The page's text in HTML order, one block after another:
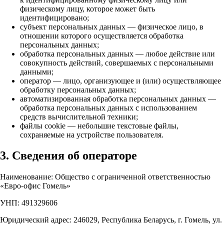
физическому лицу, которое может быть
идентифицировано;
субъект персональных данных — физическое лицо, в
отношении которого осуществляется обработка
персональных данных;
обработка персональных данных — любое действие или
совокупность действий, совершаемых с персональными
данными;
оператор — лицо, организующее и (или) осуществляющее
обработку персональных данных;
автоматизированная обработка персональных данных —
обработка персональных данных с использованием
средств вычислительной техники;
файлы cookie — небольшие текстовые файлы,
сохраняемые на устройстве пользователя.
3. Сведения об операторе
Наименование: Общество с ограниченной ответственностью
«Евро-офис Гомель»
УНП: 491329606
Юридический адрес: 246029, Республика Беларусь, г. Гомель, ул.